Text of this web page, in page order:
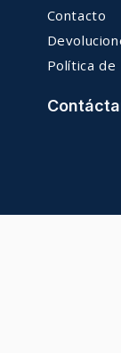
Contacto
Política de